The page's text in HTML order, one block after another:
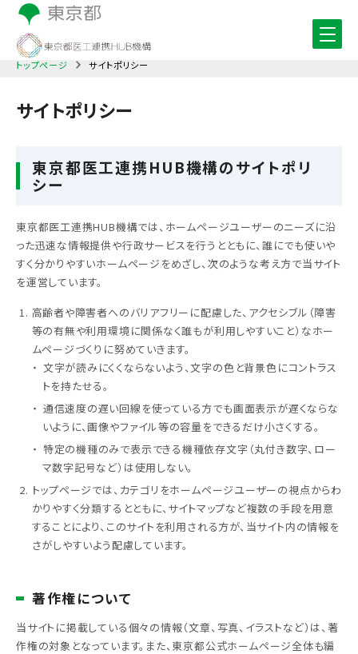
トップページ サイトポリシー
サイトポリシー
東京都医工連携HUB機構のサイトポリ
シー
東京都医工連携HUB機構では、ホームページユーザーのニーズに沿
った迅速な情報提供や行政サービスを行うとともに、誰にでも使いや
すく分かりやすいホームページをめざし、次のような考え方で当サイト
を運営しています。
高齢者や障害者へのバリアフリーに配慮した、アクセシブル（障害
等の有無や利用環境に関係なく誰もが利用しやすいこと）なホー
ムページづくりに努めていきます。
文字が読みにくくならないよう、文字の色と背景色にコントラス
トを持たせる。
通信速度の遅い回線を使っている方でも画面表示が遅くならな
いように、画像やファイル等の容量をできるだけ小さくする。
特定の機種のみで表示できる機種依存文字（丸付き数字、ロー
マ数字記号など）は使用しない。
トップページでは、カテゴリをホームページユーザーの視点からわ
かりやすく分類するとともに、サイトマップなど複数の手段を用意
することにより、このサイトを利用される方が、当サイト内の情報を
さがしやすいよう配慮しています。
著作権について
当サイトに掲載している個々の情報（文章、写真、イラストなど）は、著
作権の対象となっています。また、東京都公式ホームページ全体も編